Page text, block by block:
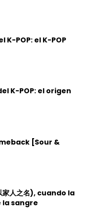
POP: el K-POP
K-POP: el origen
[Sour &
人之名), cuando la
la sangre